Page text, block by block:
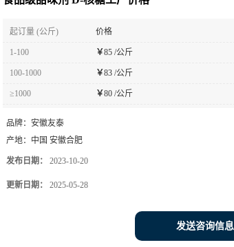
起订量 (公斤) 价格
1-100 ￥85 /公斤
100-1000 ￥83 /公斤
≥1000 ￥80 /公斤
品牌： 安徽友泰
产地： 中国 安徽合肥
发布日期： 2023-10-20
更新日期： 2025-05-28
发送咨询信息